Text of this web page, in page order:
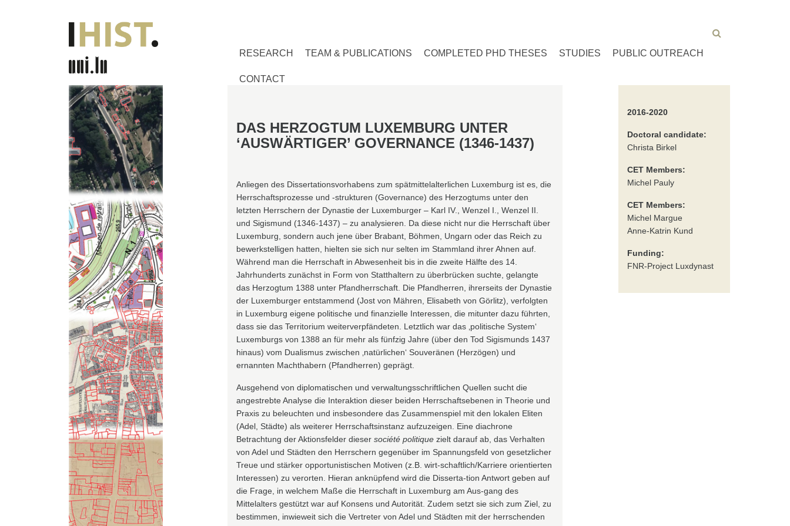
RESEARCH TEAM & PUBLICATIONS COMPLETED PHD THESES STUDIES PUBLIC OUTREACH
CONTACT
DAS HERZOGTUM LUXEMBURG UNTER
‘AUSWÄRTIGER’ GOVERNANCE (1346-1437)
Anliegen des Dissertationsvorhabens zum spätmittelalterlichen Luxemburg ist es, die
Herrschaftsprozesse und -strukturen (Governance) des Herzogtums unter den
letzten Herrschern der Dynastie der Luxemburger – Karl IV., Wenzel I., Wenzel II.
und Sigismund (1346-1437) – zu analysieren. Da diese nicht nur die Herrschaft über
Luxemburg, sondern auch jene über Brabant, Böhmen, Ungarn oder das Reich zu
bewerkstelligen hatten, hielten sie sich nur selten im Stammland ihrer Ahnen auf.
Während man die Herrschaft in Abwesenheit bis in die zweite Hälfte des 14.
Jahrhunderts zunächst in Form von Statthaltern zu überbrücken suchte, gelangte
das Herzogtum 1388 unter Pfandherrschaft. Die Pfandherren, ihrerseits der Dynastie
der Luxemburger entstammend (Jost von Mähren, Elisabeth von Görlitz), verfolgten
in Luxemburg eigene politische und finanzielle Interessen, die mitunter dazu führten,
dass sie das Territorium weiterverpfändeten. Letztlich war das ‚politische System‘
Luxemburgs von 1388 an für mehr als fünfzig Jahre (über den Tod Sigismunds 1437
hinaus) vom Dualismus zwischen ‚natürlichen‘ Souveränen (Herzögen) und
ernannten Machthabern (Pfandherren) geprägt.
Ausgehend von diplomatischen und verwaltungsschriftlichen Quellen sucht die
angestrebte Analyse die Interaktion dieser beiden Herrschaftsebenen in Theorie und
Praxis zu beleuchten und insbesondere das Zusammenspiel mit den lokalen Eliten
(Adel, Städte) als weiterer Herrschaftsinstanz aufzuzeigen. Eine diachrone
Betrachtung der Aktionsfelder dieser société politique zielt darauf ab, das Verhalten
von Adel und Städten den Herrschern gegenüber im Spannungsfeld von gesetzlicher
Treue und stärker opportunistischen Motiven (z.B. wirt-schaftlich/Karriere orientierten
Interessen) zu verorten. Hieran anknüpfend wird die Disserta-tion Antwort geben auf
die Frage, in welchem Maße die Herrschaft in Luxemburg am Aus-gang des
Mittelalters gestützt war auf Konsens und Autorität. Zudem setzt sie sich zum Ziel, zu
bestimmen, inwieweit sich die Vertreter von Adel und Städten mit der herrschenden
2016-2020
Doctoral candidate:
Christa Birkel
CET Members:
Michel Pauly
CET Members:
Michel Margue
Anne-Katrin Kund
Funding:
FNR-Project Luxdynast